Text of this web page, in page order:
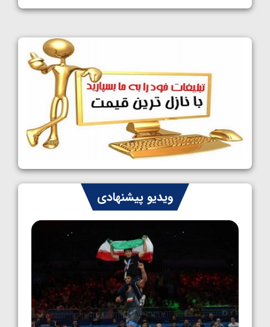
1405/05/11
کشتی آزاد نوجوانان جهان؛ رقبای نمایندگان
ایران مشخص شدند
1405/05/08
کشتی فرنگی نوجوانان جهان؛ سکوی تیمی
سوم برای ایران
1405/05/07
ایران چشم به راه چهار مدال در پنج وزن دوم
کشتی فرنگی نوجوانان جهان
1405/05/06
ویدیو پیشنهادی